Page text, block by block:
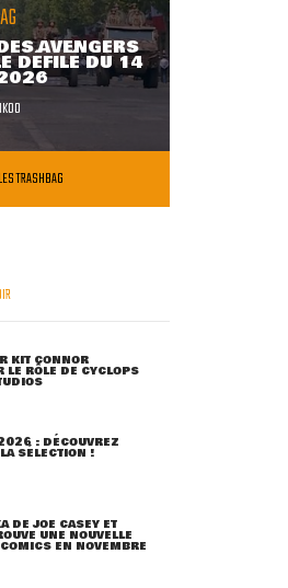
AVENGERS
DÉFILÉ DU 14
TRASHBAG
KIT CONNOR
LE RÔLE DE CYCLOPS
: DÉCOUVREZ
SÉLECTION !
DE JOE CASEY ET
UNE NOUVELLE
EN NOVEMBRE